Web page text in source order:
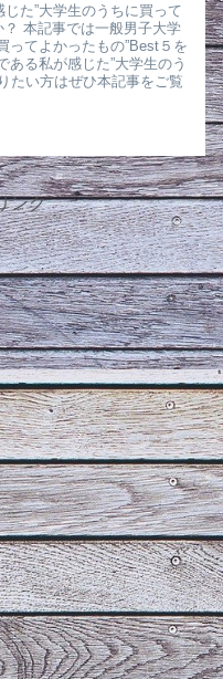
た”大学生のうちに買って
？ 本記事では一般男子大学
ってよかったもの”Best５を
ある私が感じた”大学生のう
たい方はぜひ本記事をご覧
ンク